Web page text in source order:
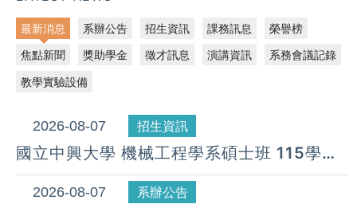
最新消息 系辦公告 招生資訊 課務訊息
榮譽榜
焦點新聞
獎助學金 徵才訊息 演講資訊
系務會議記錄
教學實驗設備
2026-08-07 招生資訊
國立中興大學 機械工程學系碩士班 115學年
度 第27梯次遞補公告( 08月 07日)
2026-08-07 系辦公告